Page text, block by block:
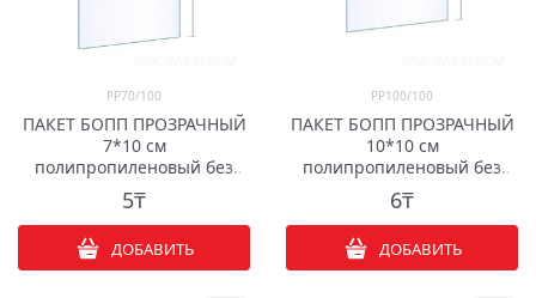
PP70/100
ПАКЕТ БОПП ПРОЗРАЧНЫЙ
7*10 см
полипропиленовый без
клапана
5₸
ДОБАВИТЬ
PP100/100
ПАКЕТ БОПП ПРОЗРАЧНЫЙ
10*10 см
полипропиленовый без
клапана
6₸
ДОБАВИТЬ